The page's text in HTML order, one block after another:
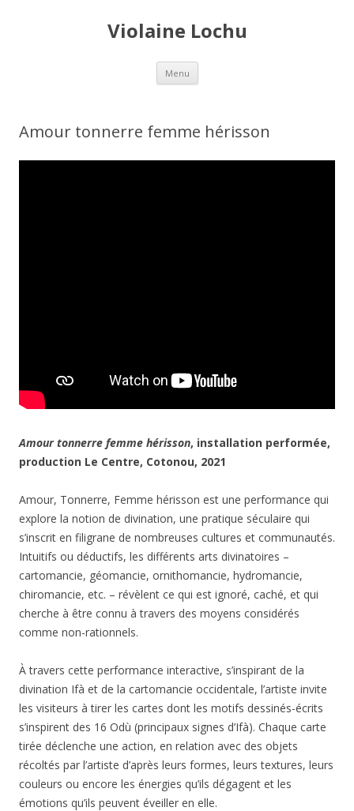
Violaine Lochu
Menu Aller au contenu principal
Amour tonnerre femme hérisson
Amour tonnerre femme hérisson, installation performée,
production Le Centre, Cotonou, 2021
Amour, Tonnerre, Femme hérisson est une performance qui
explore la notion de divination, une pratique séculaire qui
s’inscrit en filigrane de nombreuses cultures et communautés.
Intuitifs ou déductifs, les différents arts divinatoires –
cartomancie, géomancie, ornithomancie, hydromancie,
chiromancie, etc. – révèlent ce qui est ignoré, caché, et qui
cherche à être connu à travers des moyens considérés
comme non-rationnels.
À travers cette performance interactive, s’inspirant de la
divination Ifà et de la cartomancie occidentale, l’artiste invite
les visiteurs à tirer les cartes dont les motifs dessinés-écrits
s’inspirent des 16 Odù (principaux signes d’Ifà). Chaque carte
tirée déclenche une action, en relation avec des objets
récoltés par l’artiste d’après leurs formes, leurs textures, leurs
couleurs ou encore les énergies qu’ils dégagent et les
émotions qu’ils peuvent éveiller en elle.